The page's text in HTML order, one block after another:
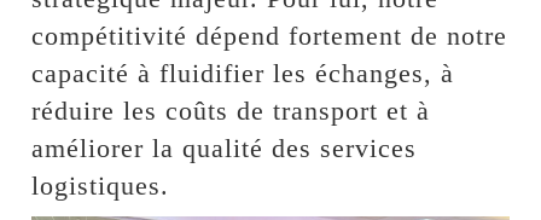
compétitivité dépend fortement de notre
capacité à fluidifier les échanges, à
réduire les coûts de transport et à
améliorer la qualité des services
logistiques.